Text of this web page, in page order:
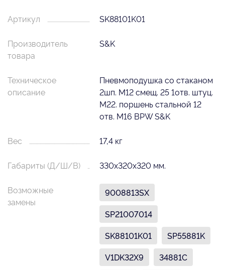
Артикул SK88101K01
Производитель
товара
S&K
Техническое
описание
Пневмоподушка со стаканом
2шп. M12 смещ. 25 1отв. штуц.
M22. поршень стальной 12
отв. М16 BPW S&K
Вес 17,4 кг
Габариты (Д/Ш/В) 330х320х320 мм.
Возможные
замены
9008813SX
SP21007014
SK88101K01
SP55881K
V1DK32X9
34881C